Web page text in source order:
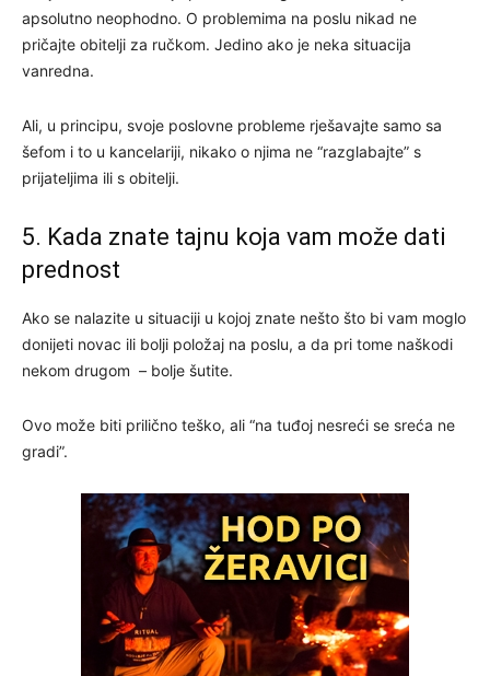
apsolutno neophodno. O problemima na poslu nikad ne
pričajte obitelji za ručkom. Jedino ako je neka situacija
vanredna.
Ali, u principu, svoje poslovne probleme rješavajte samo sa
šefom i to u kancelariji, nikako o njima ne “razglabajte” s
prijateljima ili s obitelji.
5. Kada znate tajnu koja vam može dati
prednost
Ako se nalazite u situaciji u kojoj znate nešto što bi vam moglo
donijeti novac ili bolji položaj na poslu, a da pri tome naškodi
nekom drugom – bolje šutite.
Ovo može biti prilično teško, ali “na tuđoj nesreći se sreća ne
gradi”.